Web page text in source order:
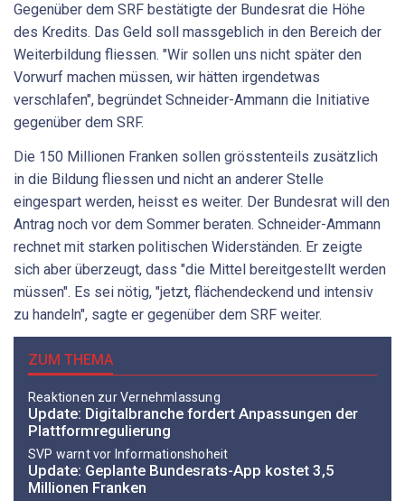
Gegenüber dem SRF bestätigte der Bundesrat die Höhe
des Kredits. Das Geld soll massgeblich in den Bereich der
Weiterbildung fliessen. "Wir sollen uns nicht später den
Vorwurf machen müssen, wir hätten irgendetwas
verschlafen", begründet Schneider-Ammann die Initiative
gegenüber dem SRF.
Die 150 Millionen Franken sollen grösstenteils zusätzlich
in die Bildung fliessen und nicht an anderer Stelle
eingespart werden, heisst es weiter. Der Bundesrat will den
Antrag noch vor dem Sommer beraten. Schneider-Ammann
rechnet mit starken politischen Widerständen. Er zeigte
sich aber überzeugt, dass "die Mittel bereitgestellt werden
müssen". Es sei nötig, "jetzt, flächendeckend und intensiv
zu handeln", sagte er gegenüber dem SRF weiter.
ZUM THEMA
Reaktionen zur Vernehmlassung
Update: Digitalbranche fordert Anpassungen der
Plattformregulierung
SVP warnt vor Informationshoheit
Update: Geplante Bundesrats-App kostet 3,5
Millionen Franken